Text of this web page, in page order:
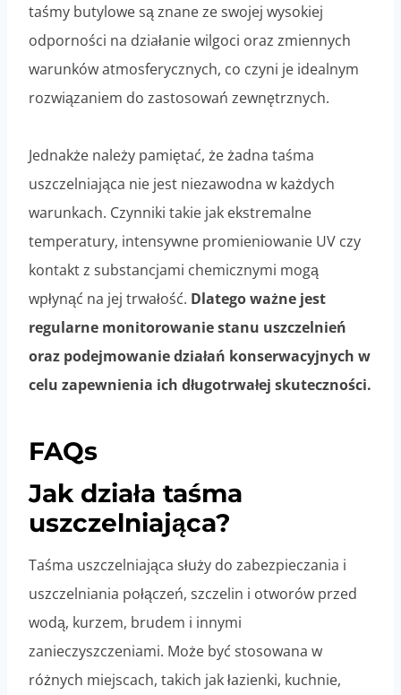
taśmy butylowe są znane ze swojej wysokiej
odporności na działanie wilgoci oraz zmiennych
warunków atmosferycznych, co czyni je idealnym
rozwiązaniem do zastosowań zewnętrznych.
Jednakże należy pamiętać, że żadna taśma
uszczelniająca nie jest niezawodna w każdych
warunkach. Czynniki takie jak ekstremalne
temperatury, intensywne promieniowanie UV czy
kontakt z substancjami chemicznymi mogą
wpłynąć na jej trwałość. Dlatego ważne jest
regularne monitorowanie stanu uszczelnień
oraz podejmowanie działań konserwacyjnych w
celu zapewnienia ich długotrwałej skuteczności.
FAQs
Jak działa taśma
uszczelniająca?
Taśma uszczelniająca służy do zabezpieczania i
uszczelniania połączeń, szczelin i otworów przed
wodą, kurzem, brudem i innymi
zanieczyszczeniami. Może być stosowana w
różnych miejscach, takich jak łazienki, kuchnie,